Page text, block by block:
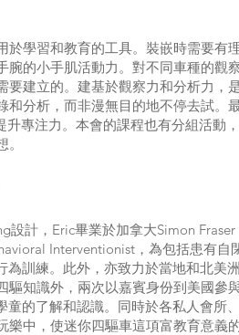
於學習和教育的工具。裝嵌時需要有
腕的小手肌活動力。對不同車種的觀
要建立的。建基於觀察力和分析力，
和分析，而非漫無目的地不停去試。
升專注力。本會的課程也有分組活動
設計，Eric畢業於加拿大Simon
Interventionist，為包括患有自
為訓練。此外，亦致力於當地和北美
驅知識外，兩次以嘉賓身份到美國參
童的了解和認識。同時於各私人會所
樂中，使迷你四驅車這項富教育意義